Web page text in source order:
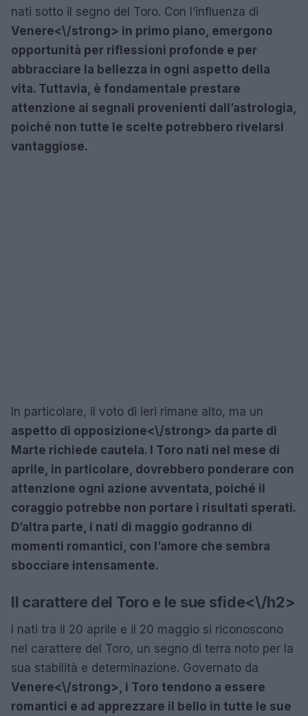
nati sotto il segno del Toro. Con l’influenza di
Venere<\/strong> in primo piano, emergono
opportunità per riflessioni profonde e per
abbracciare la bellezza in ogni aspetto della
vita. Tuttavia, è fondamentale prestare
attenzione ai segnali provenienti dall’astrologia,
poiché non tutte le scelte potrebbero rivelarsi
vantaggiose.
In particolare, il voto di ieri rimane alto, ma un
aspetto di opposizione<\/strong> da parte di
Marte richiede cautela. I Toro nati nel mese di
aprile, in particolare, dovrebbero ponderare con
attenzione ogni azione avventata, poiché il
coraggio potrebbe non portare i risultati sperati.
D’altra parte, i nati di maggio godranno di
momenti romantici, con l’amore che sembra
sbocciare intensamente.
Il carattere del Toro e le sue sfide<\/h2>
I nati tra il 20 aprile e il 20 maggio si riconoscono
nel carattere del Toro, un segno di terra noto per la
sua stabilità e determinazione. Governato da
Venere<\/strong>, i Toro tendono a essere
romantici e ad apprezzare il bello in tutte le sue